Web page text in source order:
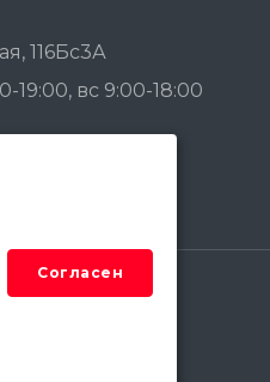
116Бс3А
19:00, вс 9:00-18:00
Ковров
Согласен